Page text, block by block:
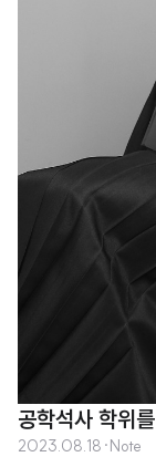
공학석사 학위
2023.08.18 ·Note